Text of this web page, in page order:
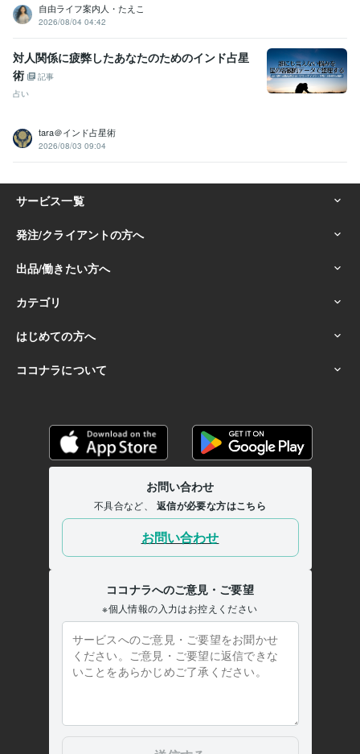
自由ライフ案内人・たえこ
2026/08/04 04:42
対人関係に疲弊したあなたのためのインド占星
術
記事
占い
tara＠インド占星術
2026/08/03 09:04